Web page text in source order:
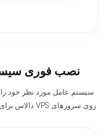
نصب فوری
روی سرورهای VPS دالاس برای راهکارهای سفارشی نصب کنید.